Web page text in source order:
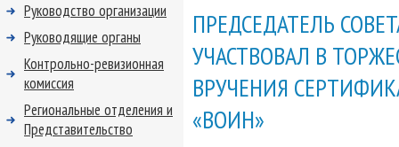
ПРЕДСЕДАТЕЛЬ
УЧАСТВОВАЛ В
ВРУЧЕНИЯ
«ВОИН»
Руководство организации
Руководящие органы
Контрольно-ревизионная
комиссия
Региональные отделения и
Представительство